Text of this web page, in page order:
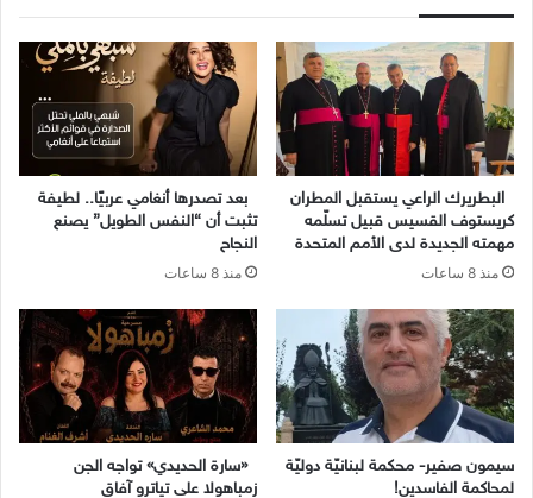
البطريرك الراعي يستقبل المطران
كريستوف القسيس قبيل تسلّمه
مهمته الجديدة لدى الأمم المتحدة
منذ 8 ساعات
بعد تصدرها أنغامي عربيًا.. لطيفة
تثبت أن “النفس الطويل” يصنع
النجاح
منذ 8 ساعات
سيمون صفير- محكمة لبنانيّة دوليّة
لمحاكمة الفاسدين!
«سارة الحديدي» تواجه الجن
زمباهولا على تياترو آفاق